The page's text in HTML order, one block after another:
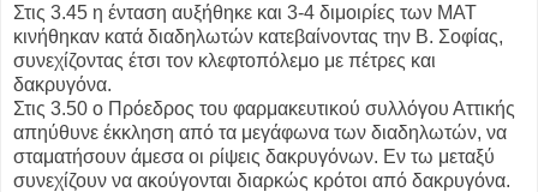
Στις 3.45 η ένταση αυξήθηκε και 3-4 διμοιρίες των ΜΑΤ
κινήθηκαν κατά διαδηλωτών κατεβαίνοντας την Β. Σοφίας,
συνεχίζοντας έτσι τον κλεφτοπόλεμο με πέτρες και
δακρυγόνα.
Στις 3.50 ο Πρόεδρος του φαρμακευτικού συλλόγου Αττικής
απηύθυνε έκκληση από τα μεγάφωνα των διαδηλωτών, να
σταματήσουν άμεσα οι ρίψεις δακρυγόνων. Εν τω μεταξύ
συνεχίζουν να ακούγονται διαρκώς κρότοι από δακρυγόνα.